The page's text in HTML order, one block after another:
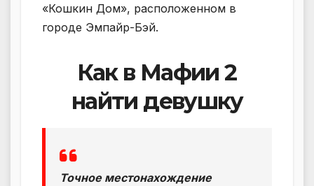
«Кошкин Дом», расположенном в
городе Эмпайр-Бэй.
Как в Мафии 2
найти девушку
Точное местонахождение